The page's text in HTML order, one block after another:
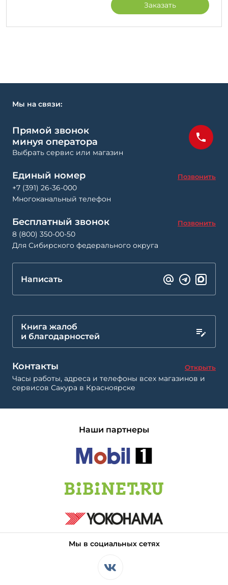
Заказать
Мы на связи:
Прямой звонок
минуя оператора
Выбрать сервис или магазин
Единый номер Позвонить
+7 (391) 26-36-000
Многоканальный телефон
Бесплатный звонок Позвонить
8 (800) 350-00-50
Для Сибирского федерального округа
Написать
Книга жалоб
и благодарностей
Контакты Открыть
Часы работы, адреса и телефоны всех магазинов и
сервисов Сакура в Красноярске
Наши партнеры
Мы в социальных сетях